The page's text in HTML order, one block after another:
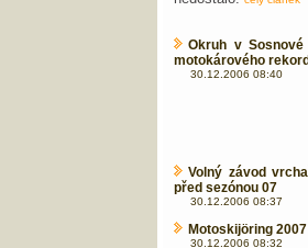
Okruh v
motokárového
30.12.2006 08:40
Volný závod
před sezónou 07
30.12.2006 08:37
Motoskijöring
30.12.2006 08:32